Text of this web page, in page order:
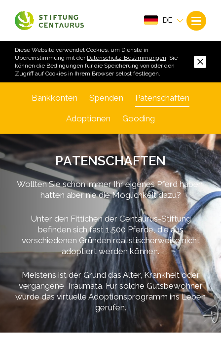
DE
Diese Website verwendet Cookies, um Dienste in
Übereinstimmung mit der Datenschutz-Bestimmungen. Sie
können die Bedingungen für die Speicherung von oder den
Zugriff auf Cookies in Ihrem Browser selbst festlegen.
Bankkonten Spenden Patenschaften
Adoptionen Gooding
PATENSCHAFTEN
Wollten Sie schon immer Ihr eigenes Pferd haben,
hatten aber nie die Möglichkeit dazu?
Unter den Fittichen der Centaurus-Stiftung
befinden sich fast 1.500 Pferde, die aus
verschiedenen Gründen realistischerweise nicht
adoptiert werden können.
Meistens ist der Grund das Alter, Krankheit oder
vergangene Traumata. Für solche Gutsbewohner
wurde das virtuelle Adoptionsprogramm ins Leben
gerufen.